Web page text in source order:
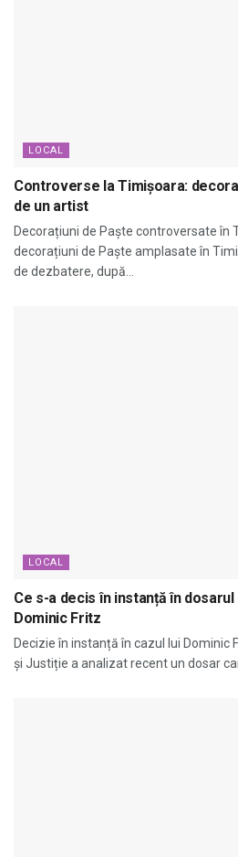
LOCAL
Controverse la Timișoara:
de un artist
Decorațiuni de Paște controversate în
decorațiuni de Paște amplasate în
de dezbatere, după...
LOCAL
Ce s-a decis în instanță în
Dominic Fritz
Decizie în instanță în cazul lui Dominic
și Justiție a analizat recent un dosar